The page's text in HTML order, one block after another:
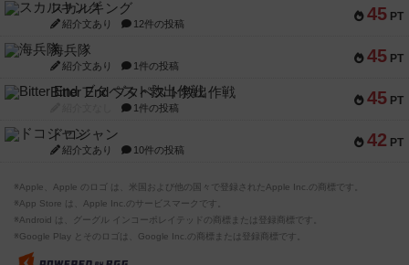
45 PT
スカルキング
紹介文あり 12件の投稿
45 PT
海兵隊
紹介文あり 1件の投稿
45 PT
Bitter End ブタペスト救出作戦
1件の投稿
42 PT
ドコジャン
紹介文あり 10件の投稿
※Apple、Apple のロゴ は、米国および他の国々で登録されたApple Inc.の商標です。
※App Store は、Apple Inc.のサービスマークです。
※Android は、グーグル インコーポレイテッドの商標または登録商標です。
※Google Play とそのロゴは、Google Inc.の商標または登録商標です。